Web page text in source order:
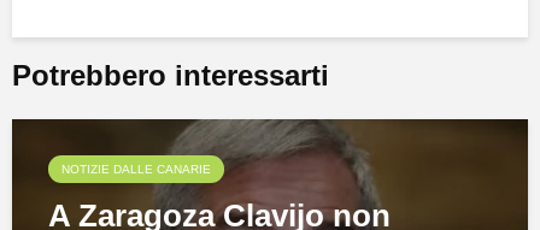
Potrebbero interessarti
NOTIZIE DALLE CANARIE
A Zaragoza Clavijo non